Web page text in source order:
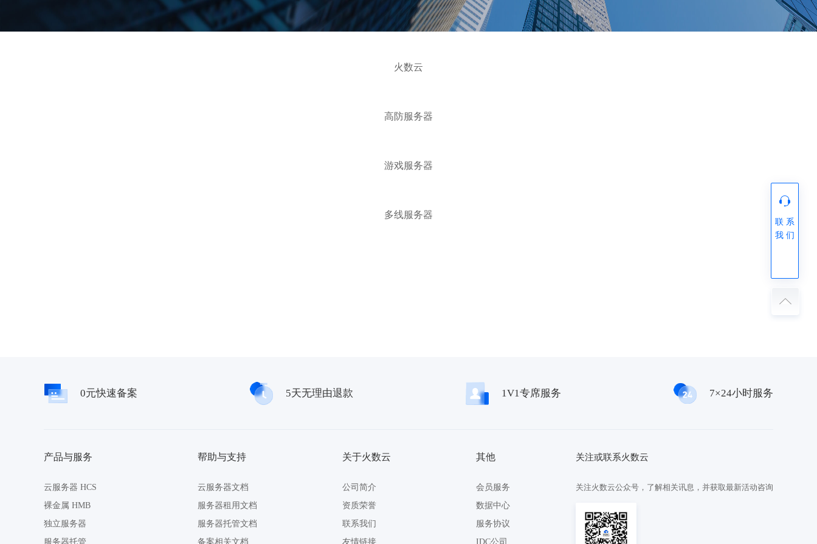
火数云
高防服务器
游戏服务器
多线服务器
联 系
我 们
0元快速备案 5天无理由退款 1V1专席服务 7×24小时服务
产品与服务
云服务器 HCS
裸金属 HMB
独立服务器
服务器托管
帮助与支持
云服务器文档
服务器租用文档
服务器托管文档
备案相关文档
关于火数云
公司简介
资质荣誉
联系我们
友情链接
其他
会员服务
数据中心
服务协议
IDC公司
关注或联系火数云
关注火数云公众号，了解相关讯息，并获取最新活动咨询